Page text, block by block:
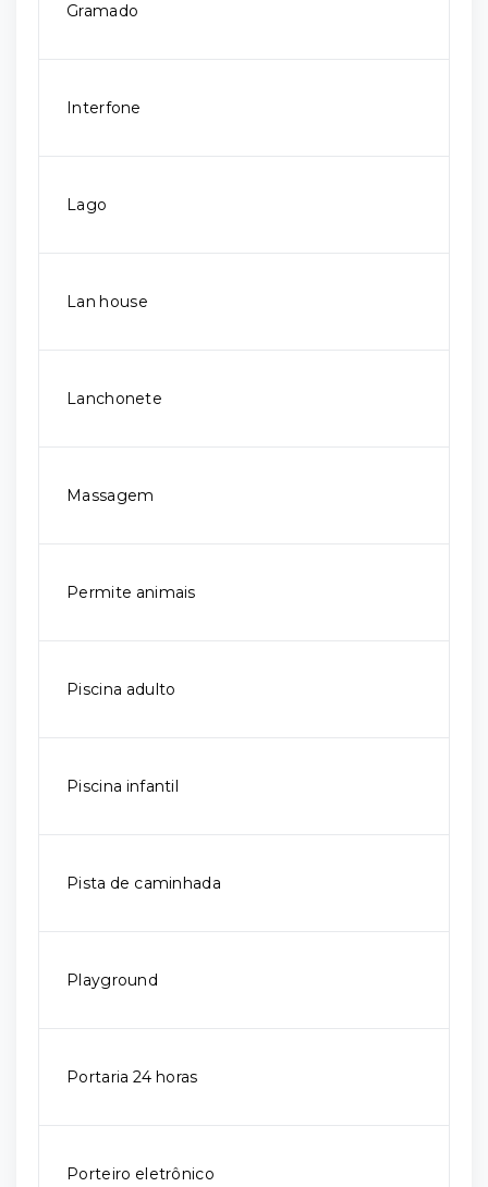
Gramado
Interfone
Lago
Lan house
Lanchonete
Massagem
Permite animais
Piscina adulto
Piscina infantil
Pista de caminhada
Playground
Portaria 24 horas
Porteiro eletrônico